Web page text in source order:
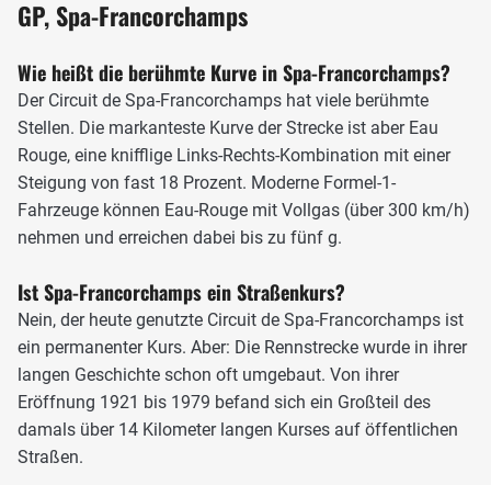
vorzeitigen Aus führen.
geworden, doch so groß wie auf anderen modernen Grand-
Prix-Stecken sind sie nicht. Gerade in den schnellen
Passagen stehen die Reifenstapel zum Teil sehr nah an der
Strecke. 2021 und 2022 wurden nach einer Serie von
schweren Unfällen Umbauarbeiten durchgeführt, um die
Auslaufzone an den gefährlichsten Stellen zu entschärfen.
Insgesamt gibt es neun Rechts- und zehn Linkskurven.
Highspeed-Run durch Eau Rouge in Sektor 1
Die Haarnadel von La Source eröffnet die Runde. Im
Qualifying kann sie bereits über Zehntelsekunden
entscheiden, denn wer den Scheitelpunkt nicht trifft und
schlecht aus der Kurve heraus beschleunigt, wird auf dem
darauffolgenden Vollgas-Stück durch Eau Rouge und über
die lange Kemmel-Gerade gnadenlos bestraft.
GP, Spa-Francorchamps
Wie heißt die berühmte Kurve in Spa-Francorchamps?
Der Circuit de Spa-Francorchamps hat viele berühmte
Stellen. Die markanteste Kurve der Strecke ist aber Eau
Rouge, eine knifflige Links-Rechts-Kombination mit einer
Steigung von fast 18 Prozent. Moderne Formel-1-
Fahrzeuge können Eau-Rouge mit Vollgas (über 300 km/h)
nehmen und erreichen dabei bis zu fünf g.
Ist Spa-Francorchamps ein Straßenkurs?
Nein, der heute genutzte Circuit de Spa-Francorchamps ist
ein permanenter Kurs. Aber: Die Rennstrecke wurde in ihrer
langen Geschichte schon oft umgebaut. Von ihrer
Eröffnung 1921 bis 1979 befand sich ein Großteil des
damals über 14 Kilometer langen Kurses auf öffentlichen
Straßen.